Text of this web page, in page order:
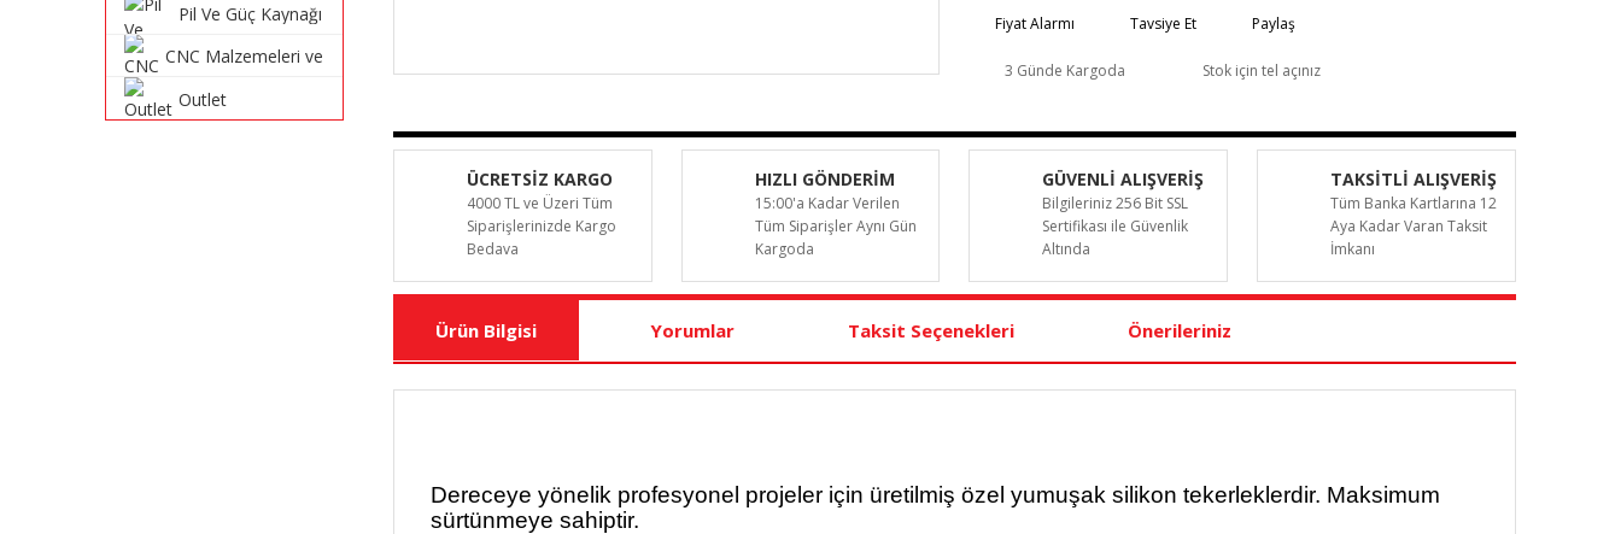
Pil Ve Güç Kaynağı
CNC Malzemeleri ve
Outlet
Fiyat Alarmı Tavsiye Et Paylaş
3 Günde Kargoda Stok için tel açınız
ÜCRETSİZ KARGO
4000 TL ve Üzeri Tüm
Siparişlerinizde Kargo
Bedava
HIZLI GÖNDERİM
15:00'a Kadar Verilen
Tüm Siparişler Aynı Gün
Kargoda
GÜVENLİ ALIŞVERİŞ
Bilgileriniz 256 Bit SSL
Sertifikası ile Güvenlik
Altında
TAKSİTLİ ALIŞVERİŞ
Tüm Banka Kartlarına 12
Aya Kadar Varan Taksit
İmkanı
Ürün Bilgisi Yorumlar Taksit Seçenekleri Önerileriniz
Dereceye yönelik profesyonel projeler için üretilmiş özel yumuşak silikon tekerleklerdir. Maksimum
sürtünmeye sahiptir.